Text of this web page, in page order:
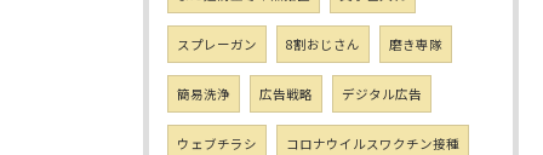
スプレーガン 8割おじさん 磨き専隊
簡易洗浄 広告戦略 デジタル広告
ウェブチラシ コロナウイルスワクチン接種